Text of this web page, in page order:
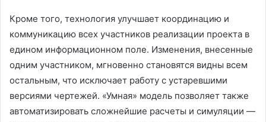
Кроме того, технология улучшает координацию и
коммуникацию всех участников реализации проекта в
едином информационном поле. Изменения, внесенные
одним участником, мгновенно становятся видны всем
остальным, что исключает работу с устаревшими
версиями чертежей. «Умная» модель позволяет также
автоматизировать сложнейшие расчеты и симуляции —